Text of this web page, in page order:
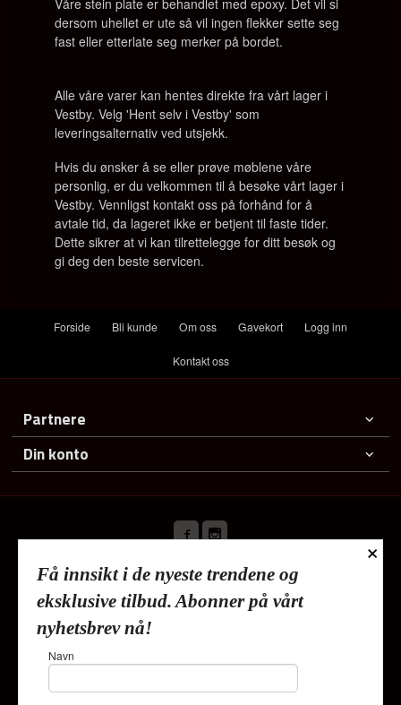
Våre stein plate er behandlet med epoxy. Det vil si
dersom uhellet er ute så vil ingen flekker sette seg
fast eller etterlate seg merker på bordet.
Alle våre varer kan hentes direkte fra vårt lager i
Vestby. Velg 'Hent selv i Vestby' som
leveringsalternativ ved utsjekk.
Hvis du ønsker å se eller prøve møblene våre
personlig, er du velkommen til å besøke vårt lager i
Vestby. Vennligst kontakt oss på forhånd for å
avtale tid, da lageret ikke er betjent til faste tider.
Dette sikrer at vi kan tilrettelegge for ditt besøk og
gi deg den beste servicen.
Forside Bli kunde Om oss Gavekort Logg inn
Kontakt oss
Partnere
Din konto
Frakt Kjøpsbetingelser
Sikkerhet og personvern
Nyhetsbrev
Lykkehjem As Deliveien 19 1540 Vestby Tlf.
Foretaksregisteret 820624882
×
Få innsikt i de nyeste trendene og
eksklusive tilbud. Abonner på vårt
nyhetsbrev nå!
Navn